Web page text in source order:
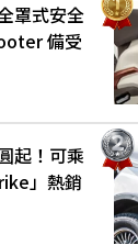
罩式安全
備受
設計與
新款
起！可乘
」熱銷
「養車